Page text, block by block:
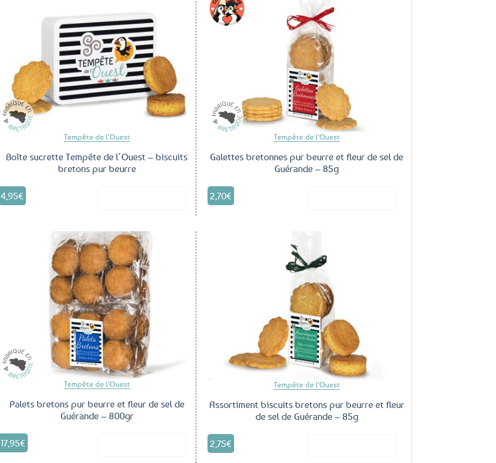
Tempête de l'Ouest
Boîte sucrette Tempête de l’Ouest – biscuits
bretons pur beurre
4,95€
Tempête de l'Ouest
Galettes bretonnes pur beurre et fleur de sel de
Guérande – 85g
2,70€
Tempête de l'Ouest
Palets bretons pur beurre et fleur de sel de
Guérande – 800gr
17,95€
Tempête de l'Ouest
Assortiment biscuits bretons pur beurre et fleur
de sel de Guérande – 85g
2,75€